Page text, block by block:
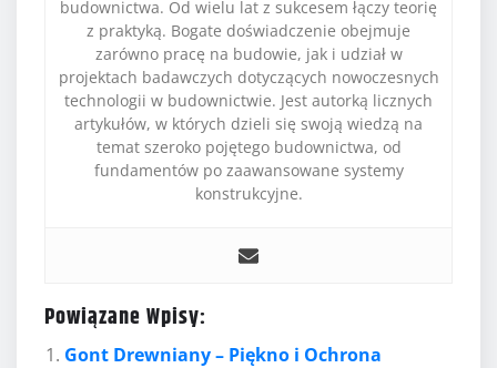
budownictwa. Od wielu lat z sukcesem łączy teorię
z praktyką. Bogate doświadczenie obejmuje
zarówno pracę na budowie, jak i udział w
projektach badawczych dotyczących nowoczesnych
technologii w budownictwie. Jest autorką licznych
artykułów, w których dzieli się swoją wiedzą na
temat szeroko pojętego budownictwa, od
fundamentów po zaawansowane systemy
konstrukcyjne.
Powiązane Wpisy:
Gont Drewniany – Piękno i Ochrona